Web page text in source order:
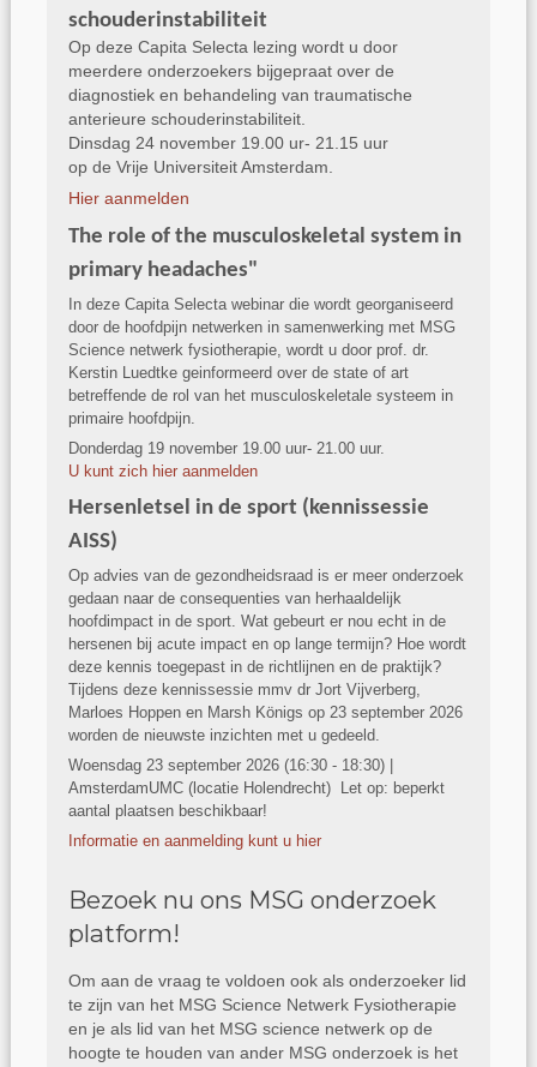
schouderinstabiliteit
Op deze Capita Selecta lezing wordt u door
meerdere onderzoekers bijgepraat over de
diagnostiek en behandeling van traumatische
anterieure schouderinstabiliteit.
Dinsdag 24 november 19.00 ur- 21.15 uur
op de Vrije Universiteit Amsterdam.
Hier aanmelden
The role of the musculoskeletal system in
primary headaches"
In deze Capita Selecta webinar die wordt georganiseerd
door de hoofdpijn netwerken in samenwerking met MSG
Science netwerk fysiotherapie, wordt u door prof. dr.
Kerstin Luedtke geinformeerd over de state of art
betreffende de rol van het musculoskeletale systeem in
primaire hoofdpijn.
Donderdag 19 november 19.00 uur- 21.00 uur.
U kunt zich hier aanmelden
Hersenletsel in de sport (kennissessie
AISS)
Op advies van de gezondheidsraad is er meer onderzoek
gedaan naar de consequenties van herhaaldelijk
hoofdimpact in de sport. Wat gebeurt er nou echt in de
hersenen bij acute impact en op lange termijn? Hoe wordt
deze kennis toegepast in de richtlijnen en de praktijk?
Tijdens deze kennissessie mmv dr Jort Vijverberg,
Marloes Hoppen en Marsh Königs op 23 september 2026
worden de nieuwste inzichten met u gedeeld.
Woensdag 23 september 2026 (16:30 - 18:30) |
AmsterdamUMC (locatie Holendrecht) Let op: beperkt
aantal plaatsen beschikbaar!
Informatie en aanmelding kunt u hier
Bezoek nu ons MSG onderzoek
platform!
Om aan de vraag te voldoen ook als onderzoeker lid
te zijn van het MSG Science Netwerk Fysiotherapie
en je als lid van het MSG science netwerk op de
hoogte te houden van ander MSG onderzoek is het